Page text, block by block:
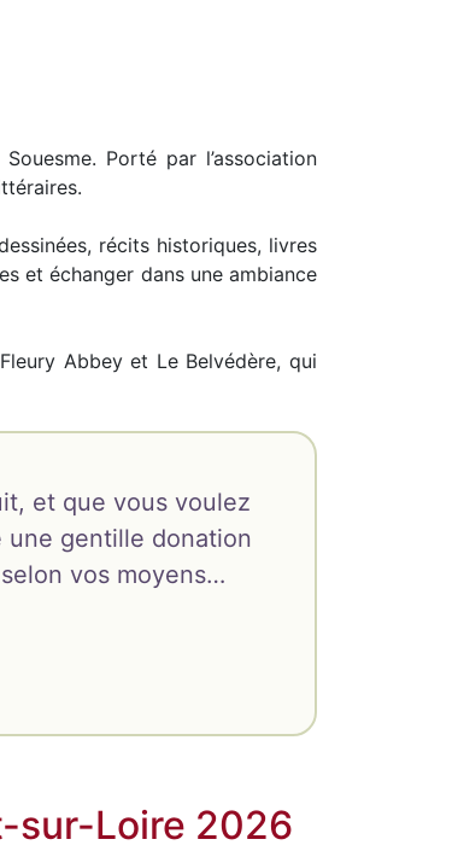
Porté par l’association
récits historiques, livres
et échanger dans une ambiance
Abbey et Le Belvédère, qui
et que vous voulez
une gentille donation
vos moyens…
sur-Loire 2026